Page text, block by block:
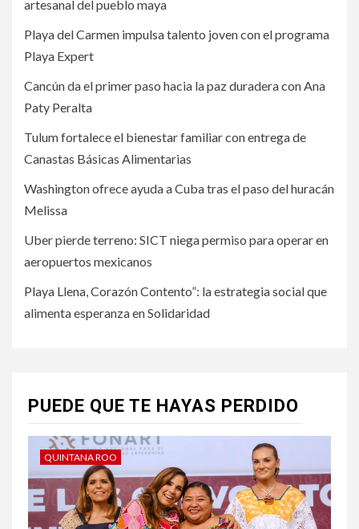
artesanal del pueblo maya
Playa del Carmen impulsa talento joven con el programa
Playa Expert
Cancún da el primer paso hacia la paz duradera con Ana
Paty Peralta
Tulum fortalece el bienestar familiar con entrega de
Canastas Básicas Alimentarias
Washington ofrece ayuda a Cuba tras el paso del huracán
Melissa
Uber pierde terreno: SICT niega permiso para operar en
aeropuertos mexicanos
Playa Llena, Corazón Contento”: la estrategia social que
alimenta esperanza en Solidaridad
PUEDE QUE TE HAYAS PERDIDO
QUINTANA ROO